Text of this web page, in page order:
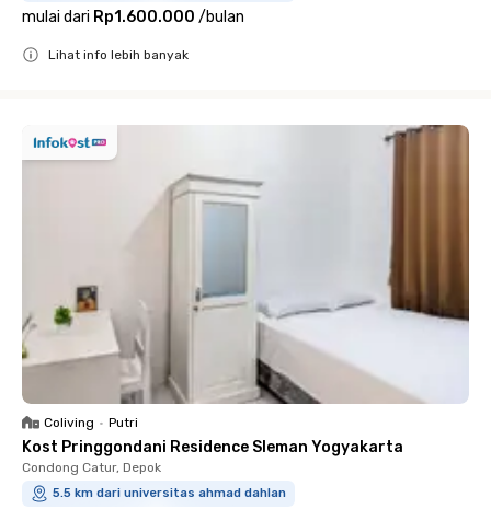
mulai dari Rp1.600.000 /bulan
Lihat info lebih banyak
Coliving • Putri
Kost Pringgondani Residence Sleman Yogyakarta
Condong Catur, Depok
5.5 km dari universitas ahmad dahlan